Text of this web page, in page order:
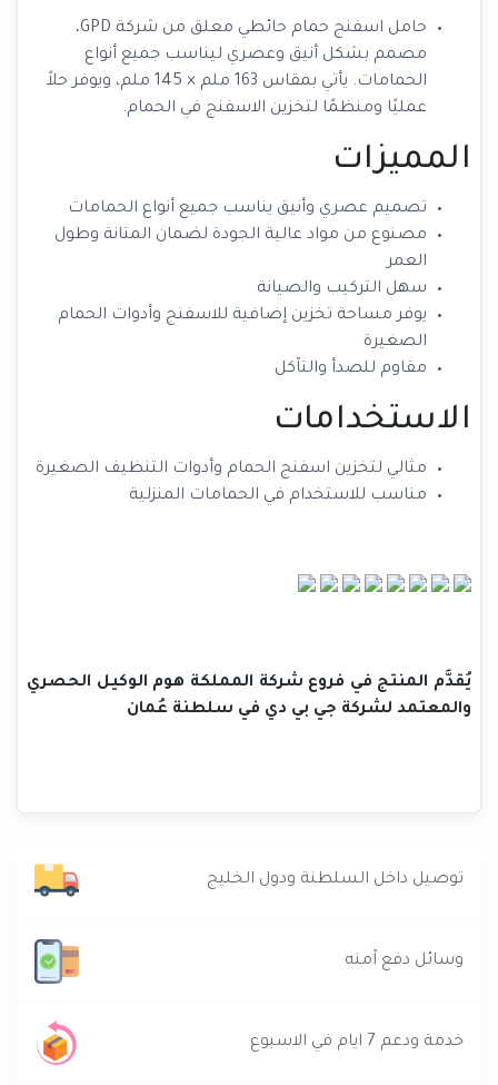
حامل اسفنج حمام حائطي معلق من شركة GPD،
مصمم بشكل أنيق وعصري ليناسب جميع أنواع
الحمامات. يأتي بمقاس 163 ملم × 145 ملم، ويوفر حلاً
عمليًا ومنظمًا لتخزين الاسفنج في الحمام.
المميزات
تصميم عصري وأنيق يناسب جميع أنواع الحمامات
مصنوع من مواد عالية الجودة لضمان المتانة وطول
العمر
سهل التركيب والصيانة
يوفر مساحة تخزين إضافية للاسفنج وأدوات الحمام
الصغيرة
مقاوم للصدأ والتآكل
الاستخدامات
مثالي لتخزين اسفنج الحمام وأدوات التنظيف الصغيرة
مناسب للاستخدام في الحمامات المنزلية
يُقدَّم المنتج في فروع شركة المملكة هوم الوكيل الحصري
والمعتمد لشركة جي بي دي في سلطنة عُمان
توصيل داخل السلطنة ودول الخليج
وسائل دفع آمنه
خدمة ودعم 7 ايام في الاسبوع